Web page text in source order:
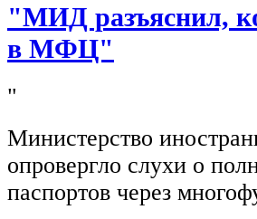
"МИД разъяснил,
в МФЦ"
"
Министерство
опровергло слухи о
паспортов через